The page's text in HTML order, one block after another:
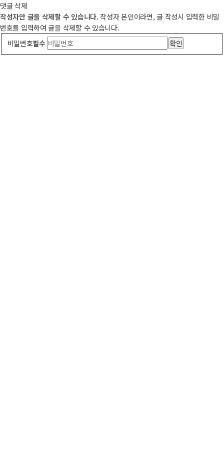
댓글 삭제
작성자만 글을 삭제할 수 있습니다. 작성자 본인이라면, 글 작성시 입력한 비밀
번호를 입력하여 글을 삭제할 수 있습니다.
비밀번호필수